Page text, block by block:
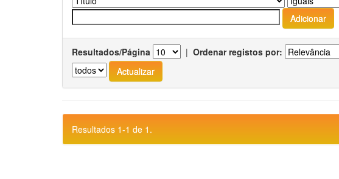
Resultados/Página | Ordenar registos por:
Resultados 1-1 de 1.